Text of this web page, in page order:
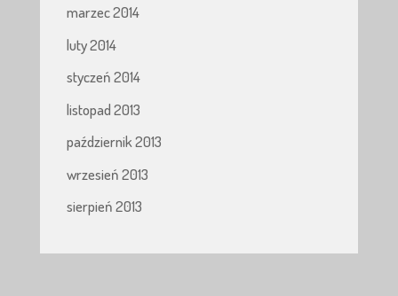
marzec 2014
luty 2014
styczeń 2014
listopad 2013
październik 2013
wrzesień 2013
sierpień 2013